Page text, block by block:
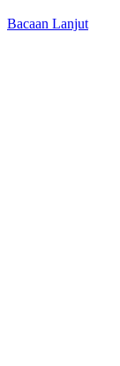
Bacaan Lanjut